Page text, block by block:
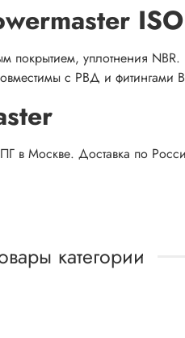
уплотнения
с РВД и фитингами
в Москве. Доставка по
категории